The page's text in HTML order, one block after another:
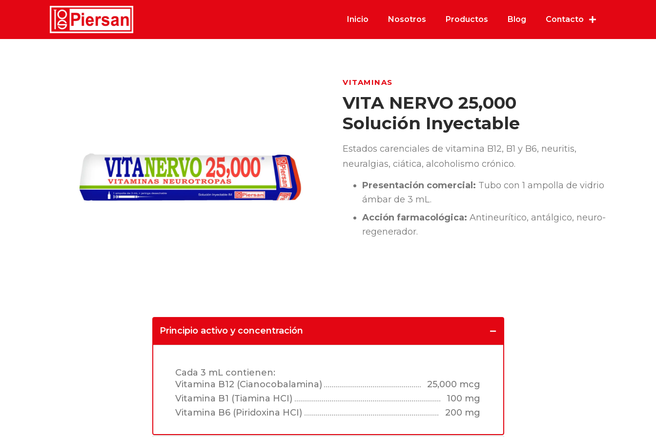
Inicio Nosotros Productos Blog Contacto
VITAMINAS
VITA NERVO 25,000
Solución Inyectable
Estados carenciales de vitamina B12, B1 y B6, neuritis,
neuralgias, ciática, alcoholismo crónico.
Presentación comercial: Tubo con 1 ampolla de vidrio
ámbar de 3 mL.
Acción farmacológica: Antineurítico, antálgico, neuro-
regenerador.
Principio activo y concentración
Cada 3 mL contienen:
Vitamina B12 (Cianocobalamina)
25,000 mcg
Vitamina B1 (Tiamina HCI)
100 mg
Vitamina B6 (Piridoxina HCI)
200 mg